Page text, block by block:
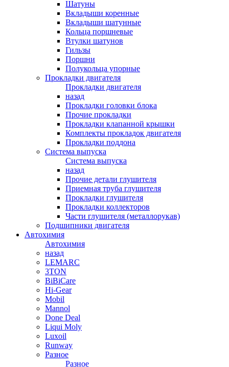
Шатуны
Вкладыши коренные
Вкладыши шатунные
Кольца поршневые
Втулки шатунов
Гильзы
Поршни
Полукольца упорные
Прокладки двигателя
Прокладки двигателя
назад
Прокладки головки блока
Прочие прокладки
Прокладки клапанной крышки
Комплекты прокладок двигателя
Прокладки поддона
Система выпуска
Система выпуска
назад
Прочие детали глушителя
Приемная труба глушителя
Прокладки глушителя
Прокладки коллекторов
Части глушителя (металлорукав)
Подшипники двигателя
Автохимия
Автохимия
назад
LEMARC
3TON
BiBiCare
Hi-Gear
Mobil
Mannol
Done Deal
Liqui Moly
Luxoil
Runway
Разное
Разное